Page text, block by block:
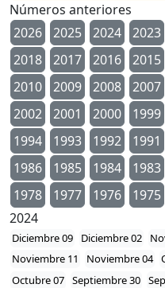
Números anteriores
2026
2025 2024 2023
2018
2017 2016 2015
2010
2009 2008 2007
2002
2001 2000 1999
1994
1993 1992 1991
1986
1985 1984 1983
1978
1977 1976 1975
2024
Diciembre 09 Diciembre 02
Noviembre 11
Noviembre 04
Octubre 07 Septiembre 30